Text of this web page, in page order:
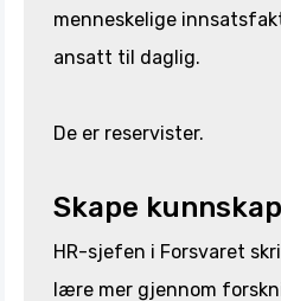
menneskelige
ansatt til daglig.
De er reservister.
Skape
HR-sjefen i Forsvaret
lære mer gjennom